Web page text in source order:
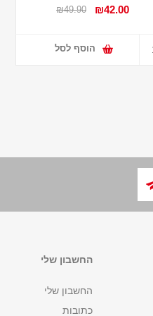
₪42.00
₪49.90
הוסף לסל
החשבון שלי
החשבון שלי
כתובות